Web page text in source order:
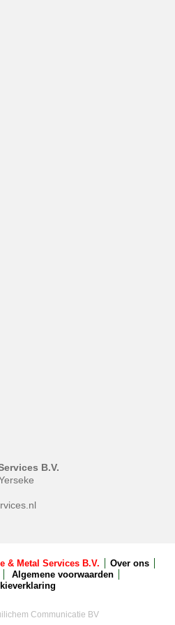
B.V.
& Metal Services B.V.
Over ons
Algemene voorwaarden
Communicatie BV